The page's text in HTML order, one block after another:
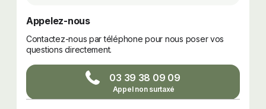
Appelez-nous
Contactez-nous par téléphone pour nous poser vos
questions directement.
03 39 38 09 09